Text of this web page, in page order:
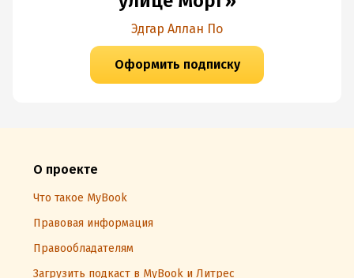
Эдгар Аллан По
Оформить подписку
О проекте
Что такое MyBook
Правовая информация
Правообладателям
Загрузить подкаст в MyBook и Литрес